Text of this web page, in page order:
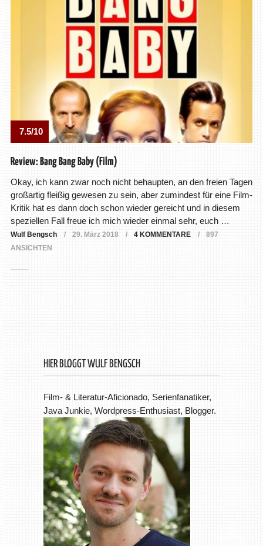
7.5/10
Review: Bang Bang Baby (Film)
Okay, ich kann zwar noch nicht behaupten, an den freien Tagen
großartig fleißig gewesen zu sein, aber zumindest für eine Film-
Kritik hat es dann doch schon wieder gereicht und in diesem
speziellen Fall freue ich mich wieder einmal sehr, euch …
Wulf Bengsch 29. März 2018 4 KOMMENTARE
897
ANSICHTEN
HIER BLOGGT WULF BENGSCH
Film- & Literatur-Aficionado, Serienfanatiker,
Java Junkie, Wordpress-Enthusiast, Blogger.